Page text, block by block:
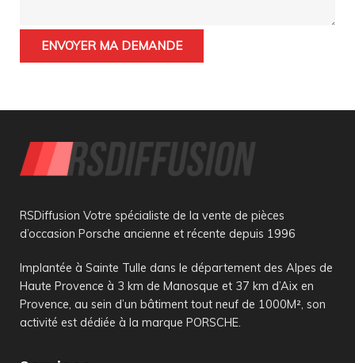
RSDiffusion Votre spécialiste de la vente de pièces
d’occasion Porsche ancienne et récente depuis 1996
Implantée à Sainte Tulle dans le département des Alpes de
Haute Provence à 3 km de Manosque et 37 km d’Aix en
Provence, au sein d’un bâtiment tout neuf de 1000M², son
activité est dédiée à la marque PORSCHE.